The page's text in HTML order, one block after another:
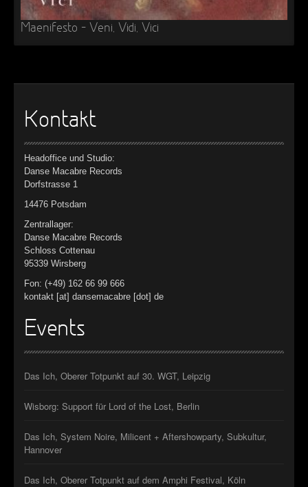
Maenifesto – Veni, Vidi, Vici
Kontakt
Headoffice und Studio:
Danse Macabre Records
Dorfstrasse 1
14476 Potsdam
Zentrallager:
Danse Macabre Records
Schloss Cottenau
95339 Wirsberg
Fon: (+49) 162 66 99 666
kontakt [at] dansemacabre [dot] de
Events
Das Ich, Oberer Totpunkt auf 30. WGT, Leipzig
Wisborg: Support für Lord of the Lost, Berlin
Das Ich, System Noire, Milicent + Aftershowparty, Subkultur,
Hannover
Das Ich, Oberer Totpunkt auf dem Amphi Festival, Köln